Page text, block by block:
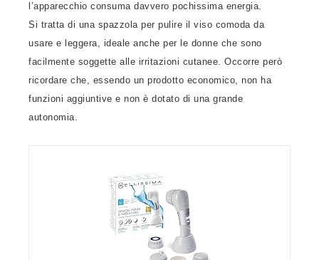
l’apparecchio consuma davvero pochissima energia.
Si tratta di una spazzola per pulire il viso comoda da
usare e leggera, ideale anche per le donne che sono
facilmente soggette alle irritazioni cutanee. Occorre però
ricordare che, essendo un prodotto economico, non ha
funzioni aggiuntive e non è dotato di una grande
autonomia.